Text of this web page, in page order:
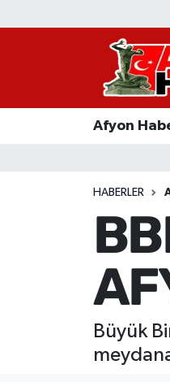
Afyon
HABERLER
Büyük
Afyon Haber
Asayiş Yaşam
Ekonomi